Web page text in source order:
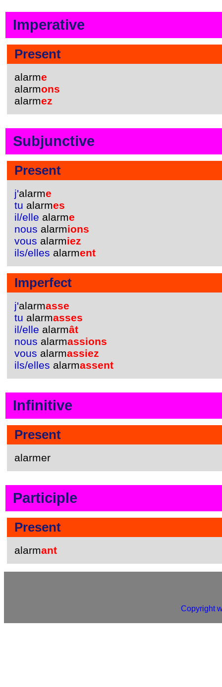
Imperative
Present
alarme
alarmons
alarmez
Subjunctive
Present
j'alarme
tu alarmes
il/elle alarme
nous alarmions
vous alarmiez
ils/elles alarment
Imperfect
j'alarmasse
tu alarmasses
il/elle alarmât
nous alarmassions
vous alarmassiez
ils/elles alarmassent
Infinitive
Present
alarmer
Participle
Present
alarmant
Copyright